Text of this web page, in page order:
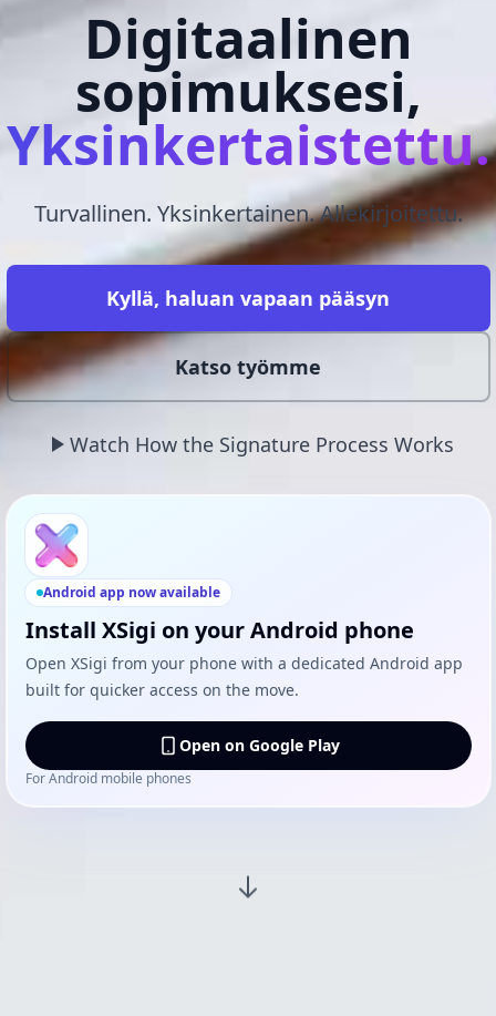
Digitaalinen
sopimuksesi,
Yksinkertaistettu.
Turvallinen. Yksinkertainen. Allekirjoitettu.
Kyllä, haluan vapaan pääsyn
Katso työmme
Watch How the Signature Process Works
Android app now available
Install XSigi on your Android phone
Open XSigi from your phone with a dedicated Android app
built for quicker access on the move.
Open on Google Play
For Android mobile phones